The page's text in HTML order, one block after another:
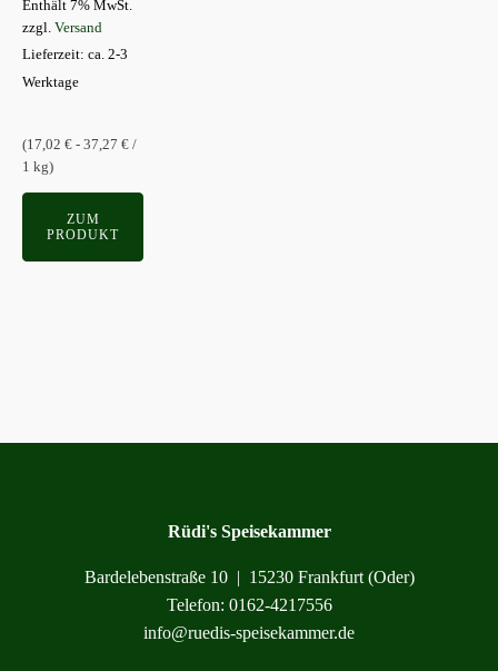
Enthält 7% MwSt.
zzgl. Versand
Lieferzeit: ca. 2-3
Werktage
(17,02 € - 37,27 € /
1 kg)
ZUM
PRODUKT
auf
der
Produktseite
werden
Rüdi's Speisekammer
Bardelebenstraße 10 | 15230 Frankfurt (Oder)
Telefon: 0162-4217556
info@ruedis-speisekammer.de